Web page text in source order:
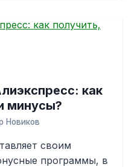
как
минусы?
Новиков
своим
программы, в